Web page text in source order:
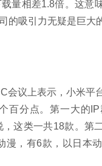
量相差1.8倍。这意
的吸引力无疑是巨大
会议上表示，小米平
百分点。第一大的
这类一共18款。第
漫，有6款，以日本